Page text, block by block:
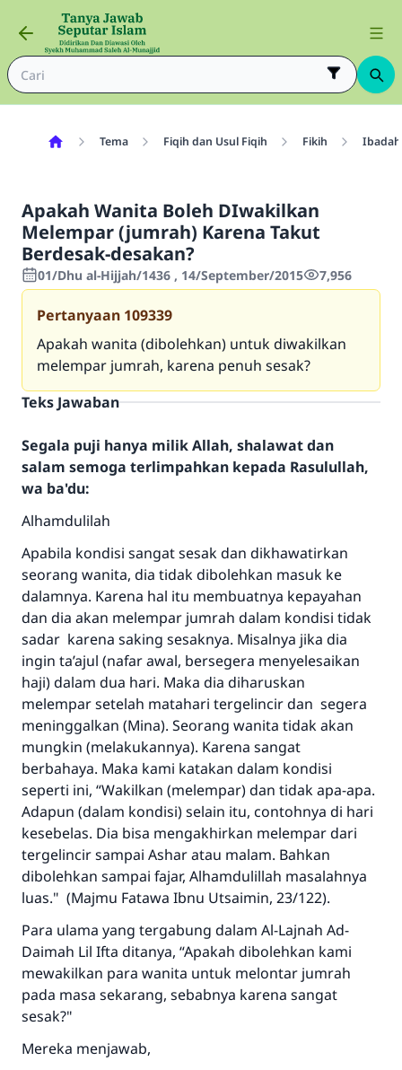
Tema Fiqih dan Usul Fiqih Fikih
Apakah Wanita Boleh DIwakilkan
Melempar (jumrah) Karena Takut
Berdesak-desakan?
01/Dhu al-Hijjah/1436 , 14/September/2015 7,956
Pertanyaan 109339
Apakah wanita (dibolehkan) untuk diwakilkan
melempar jumrah, karena penuh sesak?
Teks Jawaban
Segala puji hanya milik Allah, shalawat dan
salam semoga terlimpahkan kepada Rasulullah,
wa ba'du:
Alhamdulilah
Apabila kondisi sangat sesak dan dikhawatirkan
seorang wanita, dia tidak dibolehkan masuk ke
dalamnya. Karena hal itu membuatnya kepayahan
dan dia akan melempar jumrah dalam kondisi tidak
sadar karena saking sesaknya. Misalnya jika dia
ingin ta’ajul (nafar awal, bersegera menyelesaikan
haji) dalam dua hari. Maka dia diharuskan
melempar setelah matahari tergelincir dan segera
meninggalkan (Mina). Seorang wanita tidak akan
mungkin (melakukannya). Karena sangat
berbahaya. Maka kami katakan dalam kondisi
seperti ini, “Wakilkan (melempar) dan tidak apa-apa.
Adapun (dalam kondisi) selain itu, contohnya di hari
kesebelas. Dia bisa mengakhirkan melempar dari
tergelincir sampai Ashar atau malam. Bahkan
dibolehkan sampai fajar, Alhamdulillah masalahnya
luas." (Majmu Fatawa Ibnu Utsaimin, 23/122).
Para ulama yang tergabung dalam Al-Lajnah Ad-
Daimah Lil Ifta ditanya, “Apakah dibolehkan kami
mewakilkan para wanita untuk melontar jumrah
pada masa sekarang, sebabnya karena sangat
sesak?"
Mereka menjawab,